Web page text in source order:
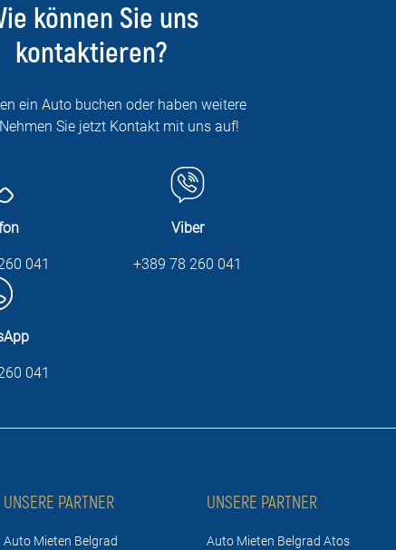
können Sie uns
kontaktieren?
ein Auto buchen oder haben weitere
Sie jetzt Kontakt mit uns auf!
041
Viber
+389 78 260 041
041
UNSERE PARTNER
Auto Mieten Belgrad
UNSERE PARTNER
Auto Mieten Belgrad Atos